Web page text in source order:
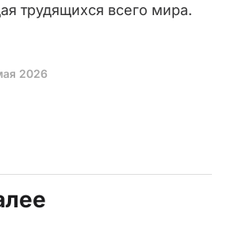
трудящихся всего мира.
2026